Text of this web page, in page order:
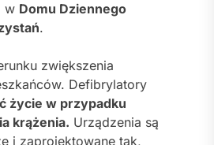
w Domu Dziennego
.
zwiększenia
Defibrylatory
życie w przypadku
krążenia. Urządzenia są
i zaprojektowane tak,